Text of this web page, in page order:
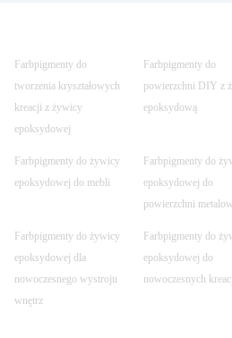
Farbpigmenty do
tworzenia kryształowych
kreacji z żywicy
epoksydowej
Farbpigmenty do
powierzchni DIY z
epoksydową
Farbpigmenty do żywicy
epoksydowej do mebli
Farbpigmenty do
epoksydowej do
powierzchni
Farbpigmenty do żywicy
epoksydowej dla
nowoczesnego wystroju
wnętrz
Farbpigmenty do
epoksydowej do
nowoczesnych